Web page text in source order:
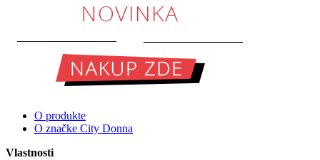
O produkte
O značke City Donna
Vlastnosti